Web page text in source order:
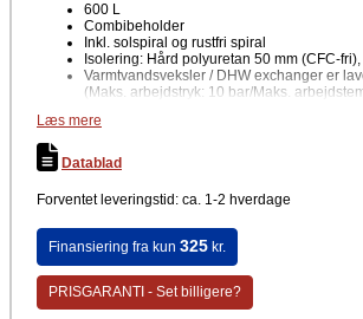
600 L
Combibeholder
Inkl. solspiral og rustfri spiral
Isolering: Hård polyuretan 50 mm (CFC-fri),
Varmtvandsveksler / DHW exchanger er
(Maks. arbejdstryk: 10 bar/Maks.
Producent
Easypel (ÖkoFEN)
Læs mere
Datablad
Forventet leveringstid: ca. 1-2 hverdage
Finansiering fra kun 325kr.
PRISGARANTI - Set billigere?